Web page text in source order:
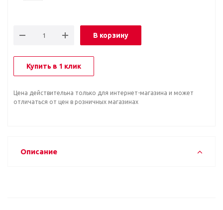
В корзину
Купить в 1 клик
Цена действительна только для интернет-магазина и может
отличаться от цен в розничных магазинах
Описание